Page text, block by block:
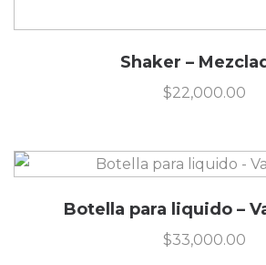
Shaker –
$22,000.00
Botella para liquido –
$33,000.00